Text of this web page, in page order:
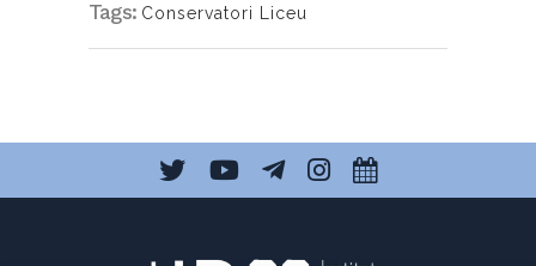
Tags: Conservatori Liceu